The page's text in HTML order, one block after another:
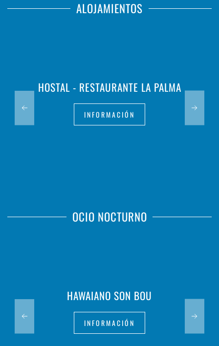
ALOJAMIENTOS
HOSTAL - RESTAURANTE LA PALMA
INFORMACIÓN
OCIO NOCTURNO
HAWAIANO SON BOU
INFORMACIÓN